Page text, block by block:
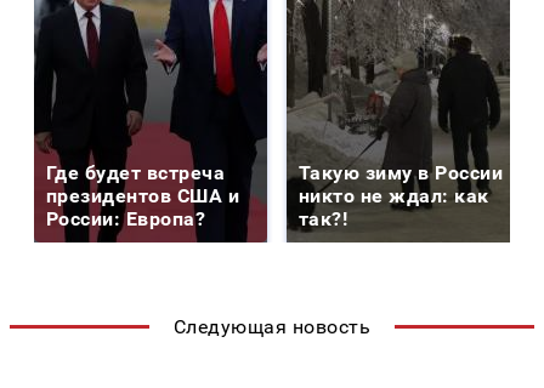
Где будет встреча
президентов США и
России: Европа?
Такую зиму в России
никто не ждал: как
так?!
Следующая новость